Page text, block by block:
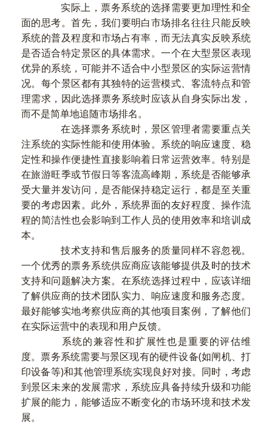
实际上，票务系统的选择需要更加理性和全
面的思考。首先，我们要明白市场排名往往只能反映
系统的普及程度和市场占有率，而无法真实反映系统
是否适合特定景区的具体需求。一个在大型景区表现
优异的系统，可能并不适合中小型景区的实际运营情
况。每个景区都有其独特的运营模式、客流特点和管
理需求，因此选择票务系统时应该从自身实际出发，
而不是简单地追随市场排名。
在选择票务系统时，景区管理者需要重点关
注系统的实际性能和使用体验。系统的响应速度、稳
定性和操作便捷性直接影响着日常运营效率。特别是
在旅游旺季或节假日等客流高峰期，系统是否能够承
受大量并发访问，是否能保持稳定运行，都是至关重
要的考虑因素。此外，系统界面的友好程度、操作流
程的简洁性也会影响到工作人员的使用效率和培训成
本。
技术支持和售后服务的质量同样不容忽视。
一个优秀的票务系统供应商应该能够提供及时的技术
支持和问题解决方案。在系统选择过程中，应该详细
了解供应商的技术团队实力、响应速度和服务态度。
最好能够实地考察供应商的其他项目案例，了解他们
在实际运营中的表现和用户反馈。
系统的兼容性和扩展性也是重要的评估维
度。票务系统需要与景区现有的硬件设备(如闸机、打
印设备等)和其他管理系统实现良好对接。同时，考虑
到景区未来的发展需求，系统应具备持续升级和功能
扩展的能力，能够适应不断变化的市场环境和技术发
展。